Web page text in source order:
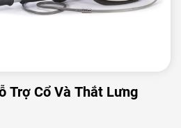
Trợ Cổ Và Thắt Lưng